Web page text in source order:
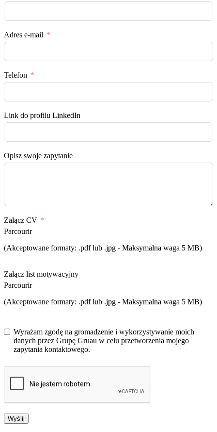
Adres e-mail
Telefon
Link do profilu LinkedIn
Opisz swoje zapytanie
Załącz CV
Parcourir
(Akceptowane formaty: .pdf lub .jpg - Maksymalna waga 5 MB)
Załącz list motywacyjny
Parcourir
(Akceptowane formaty: .pdf lub .jpg - Maksymalna waga 5 MB)
Wyrażam zgodę na gromadzenie i wykorzystywanie moich
danych przez Grupę Gruau w celu przetworzenia mojego
zapytania kontaktowego.
Wyślij